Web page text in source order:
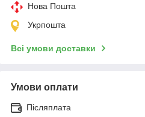
Нова Пошта
Укрпошта
Всі умови доставки
Умови оплати
Післяплата